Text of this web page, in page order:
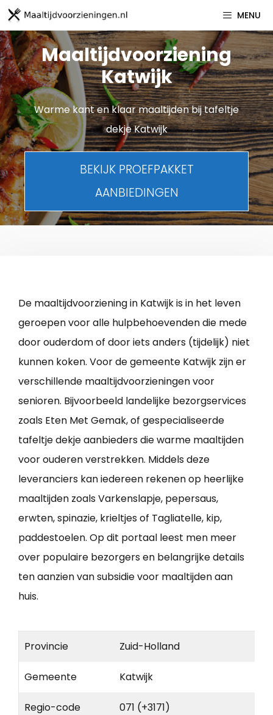
Spring
naar
inhoud
MENU
Maaltijdvoorziening
Katwijk
Warme kant en klaar maaltijden bij tafeltje
dekje Katwijk
BEKIJK PROEFPAKKET
AANBIEDINGEN
De maaltijdvoorziening in Katwijk is in het leven
geroepen voor alle hulpbehoevenden die mede
door ouderdom of door iets anders (tijdelijk) niet
kunnen koken. Voor de gemeente Katwijk zijn er
verschillende maaltijdvoorzieningen voor
senioren. Bijvoorbeeld landelijke bezorgservices
zoals Eten Met Gemak, of gespecialiseerde
tafeltje dekje aanbieders die warme maaltijden
voor ouderen verstrekken. Middels deze
leveranciers kan iedereen rekenen op heerlijke
maaltijden zoals Varkenslapje, pepersaus,
erwten, spinazie, krieltjes of Tagliatelle, kip,
paddestoelen. Op dit portaal leest men meer
over populaire bezorgers en belangrijke details
ten aanzien van subsidie voor maaltijden aan
huis.
Provincie Zuid-Holland
Gemeente Katwijk
Regio-code 071 (+3171)